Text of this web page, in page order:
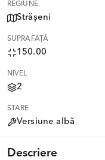
REGIUNE
Strășeni
SUPRAFAȚĂ
150.00
NIVEL
2
STARE
Versiune albă
Descriere